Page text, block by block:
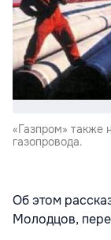
«Газпром» также
газопровода.
Об этом
Молодцов,